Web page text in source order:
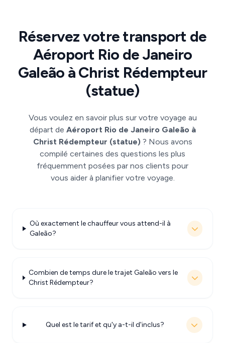
Réservez votre transport de
Aéroport Rio de Janeiro
Galeão à Christ Rédempteur
(statue)
Vous voulez en savoir plus sur votre voyage au
départ de Aéroport Rio de Janeiro Galeão à
Christ Rédempteur (statue) ? Nous avons
compilé certaines des questions les plus
fréquemment posées par nos clients pour
vous aider à planifier votre voyage.
Où exactement le chauffeur vous attend-il à
Galeão?
Combien de temps dure le trajet Galeão vers le
Christ Rédempteur?
Quel est le tarif et qu'y a-t-il d'inclus?